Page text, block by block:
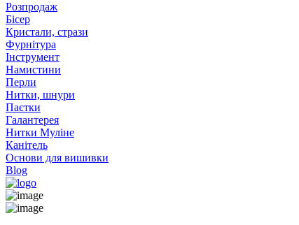
Розпродаж
Бісер
Кристали, стрази
Фурнітура
Інструмент
Намистини
Перли
Нитки, шнури
Паєтки
Галантерея
Нитки Муліне
Канітель
Основи для вишивки
Blog